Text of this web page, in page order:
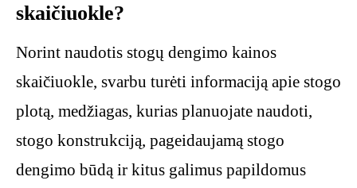
skaičiuokle?
Norint naudotis stogų dengimo kainos
skaičiuokle, svarbu turėti informaciją apie stogo
plotą, medžiagas, kurias planuojate naudoti,
stogo konstrukciją, pageidaujamą stogo
dengimo būdą ir kitus galimus papildomus